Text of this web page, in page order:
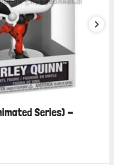
Series) -